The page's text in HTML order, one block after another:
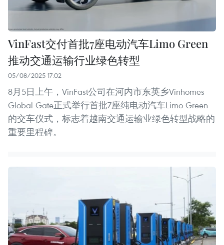
VinFast交付首批7座电动汽车Limo Green
推动交通运输行业绿色转型
05/08/2025 17:02
8月5日上午，VinFast公司在河内市东英乡Vinhomes
Global Gate正式举行首批7座纯电动汽车Limo Green
的交车仪式，标志着越南交通运输业绿色转型战略的
重要里程碑。